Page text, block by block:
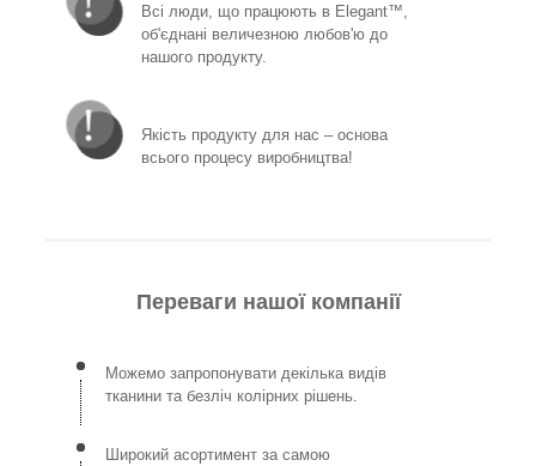
Всі люди, що працюють в Elegant™,
об'єднані величезною любов'ю до
нашого продукту.
Якість продукту для нас – основа
всього процесу виробництва!
Переваги нашої компанії
Можемо запропонувати декілька видів
тканини та безліч колірних рішень.
Широкий асортимент за самою